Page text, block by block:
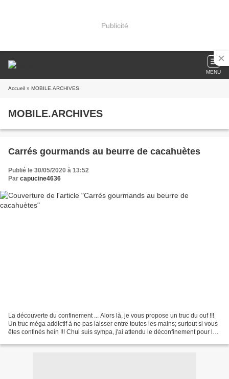
Publicité
MENU
Accueil » MOBILE.ARCHIVES
MOBILE.ARCHIVES
Carrés gourmands au beurre de cacahuètes
Publié le 30/05/2020 à 13:52
Par capucine4636
La découverte du confinement ... Alors là, je vous propose un truc du ouf !!!
Un truc méga addictif à ne pas laisser entre toutes les mains; surtout si vous
êtes confinés hein !!! Chui suis sympa, j'ai attendu le déconfinement pour la